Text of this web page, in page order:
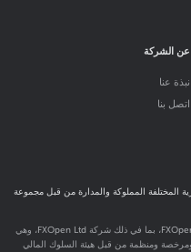
عن الشركة
نبذة عنا
اتصل بنا
المختلفة المملوكة والمدارة من قبل مجموعة
هذه المدونة مملوكة ومدارة من قبل مجموعة شركات FXOpen، بما في ذلك شركة FXOpen Ltd، وهي
مسجلة في إنجلترا وويلز تحت رقم 07273392 ومرخصة ومنظمة من قبل هيئة السلوك المالي